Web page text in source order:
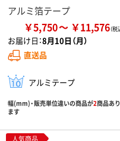
アルミ箔テープ
￥5,750 ￥11,576
お届け日：8月10日（月）
直送品
アルミテープ
幅(mm)・販売単位違いの商品が2商品あり
ます
人気商品